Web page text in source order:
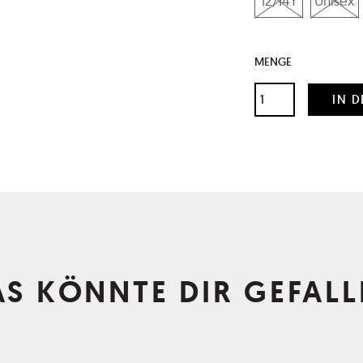
MENGE
KÖNNTE DIR